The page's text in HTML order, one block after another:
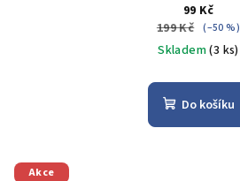
99 Kč
199 Kč (–50 %)
Skladem(3 ks)
Do košíku
Akce